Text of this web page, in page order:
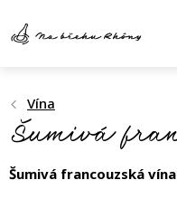
obsah
Vína
Šumivá
Šumivá francouzská vína